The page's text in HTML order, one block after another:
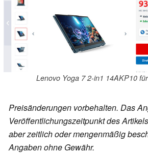
Lenovo Yoga 7 2-in1 14AKP10
Preisänderungen vorbehalten. Das
Veröffentlichungszeitpunkt des
aber zeitlich oder mengenmäßig
Angaben ohne Gewähr.